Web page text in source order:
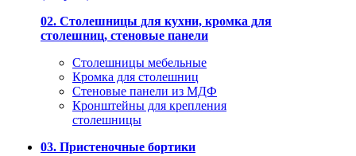
02. Столешницы для кухни, кромка для
столешниц, стеновые панели
Столешницы мебельные
Кромка для столешниц
Стеновые панели из МДФ
Кронштейны для крепления
столешницы
03. Пристеночные бортики